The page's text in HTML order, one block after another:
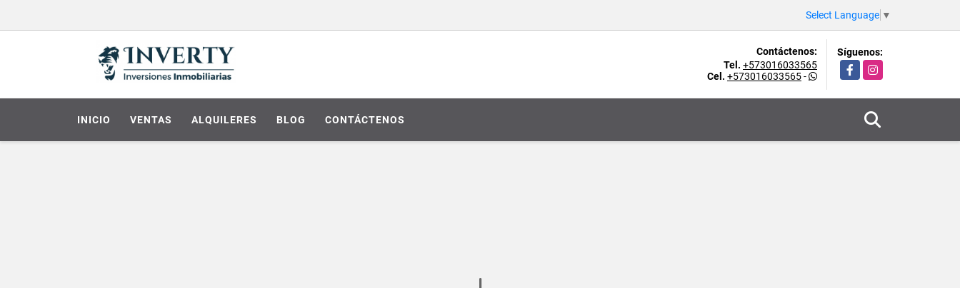
Select Language ▼
Contáctenos:
Tel. +573016033565
Cel. +573016033565-
Síguenos:
FacebookInstagram
INICIO VENTAS ALQUILERES BLOG CONTÁCTENOS